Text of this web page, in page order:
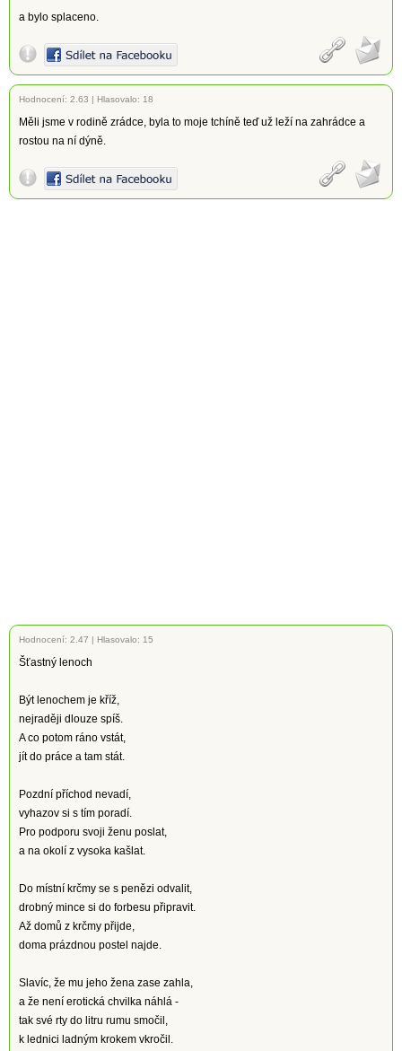
a bylo splaceno.
Hodnocení: 2.63 | Hlasovalo: 18
Měli jsme v rodině zrádce, byla to moje tchíně teď už leží na zahrádce a
rostou na ní dýně.
Hodnocení: 2.47 | Hlasovalo: 15
Šťastný lenoch
Být lenochem je kříž,
nejraději dlouze spíš.
A co potom ráno vstát,
jít do práce a tam stát.
Pozdní příchod nevadí,
vyhazov si s tím poradí.
Pro podporu svoji ženu poslat,
a na okolí z vysoka kašlat.
Do místní krčmy se s penězi odvalit,
drobný mince si do forbesu připravit.
Až domů z krčmy přijde,
doma prázdnou postel najde.
Slavíc, že mu jeho žena zase zahla,
a že není erotická chvilka náhlá -
tak své rty do litru rumu smočil,
k lednici ladným krokem vkročil.